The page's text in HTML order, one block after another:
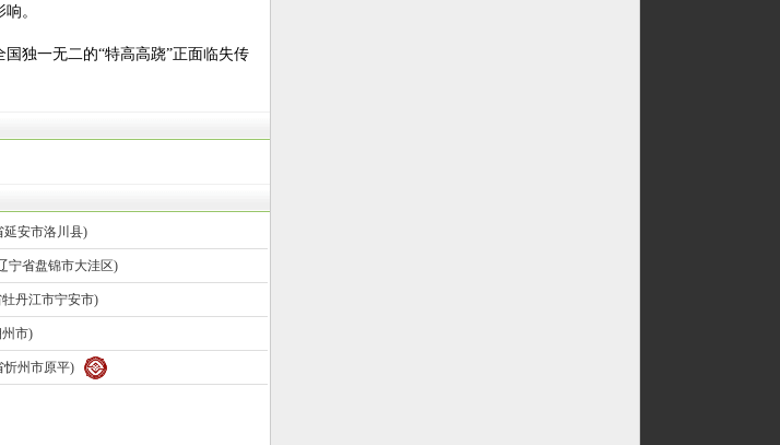
。
独一无二的“特高高跷”正面临失传
延安市洛川县)
宁省盘锦市大洼区)
丹江市宁安市)
市)
忻州市原平)